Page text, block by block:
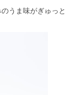
うま味がぎゅっと